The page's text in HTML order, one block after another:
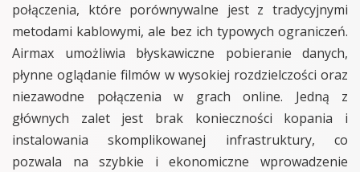
połączenia, które porównywalne jest z tradycyjnymi
metodami kablowymi, ale bez ich typowych ograniczeń.
Airmax umożliwia błyskawiczne pobieranie danych,
płynne oglądanie filmów w wysokiej rozdzielczości oraz
niezawodne połączenia w grach online. Jedną z
głównych zalet jest brak konieczności kopania i
instalowania skomplikowanej infrastruktury, co
pozwala na szybkie i ekonomiczne wprowadzenie